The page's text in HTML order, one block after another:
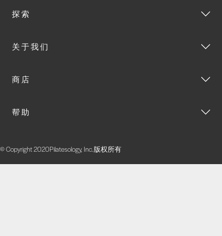
探索
关于我们
商店
帮助
© Copyright 2020Pilatesology, Inc.版权所有